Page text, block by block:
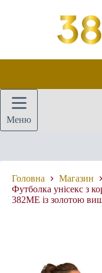
Меню
Головна Магазин
Футболка унісекс з
382ME із золотою